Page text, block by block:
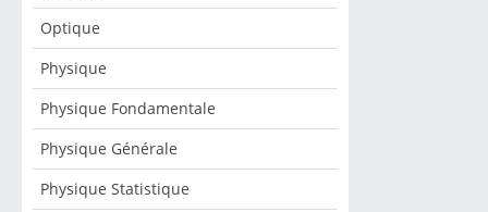
Optique
Physique
Physique Fondamentale
Physique Générale
Physique Statistique